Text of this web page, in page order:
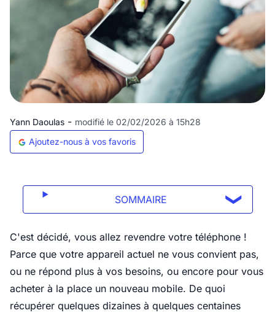
Yann Daoulas - modifié le 02/02/2026 à 15h28
Ajoutez-nous à vos favoris
SOMMAIRE
C'est décidé, vous allez revendre votre téléphone !
Parce que votre appareil actuel ne vous convient pas,
ou ne répond plus à vos besoins, ou encore pour vous
acheter à la place un nouveau mobile. De quoi
récupérer quelques dizaines à quelques centaines